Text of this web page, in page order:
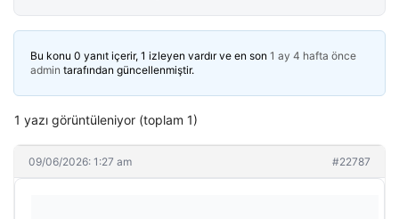
Bu konu 0 yanıt içerir, 1 izleyen vardır ve en son 1 ay 4 hafta önce
admin tarafından güncellenmiştir.
1 yazı görüntüleniyor (toplam 1)
09/06/2026: 1:27 am #22787